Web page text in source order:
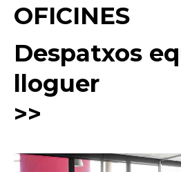
OFICINES
Despatxos
lloguer
>>